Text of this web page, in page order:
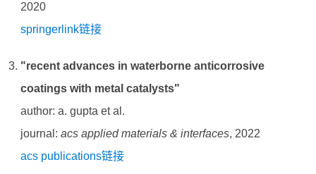
2020
springerlink链接
"recent advances in waterborne anticorrosive
coatings with metal catalysts"
author: a. gupta et al.
journal: acs applied materials & interfaces, 2022
acs publications链接